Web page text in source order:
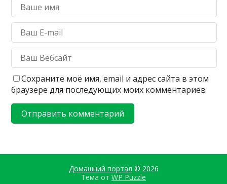
Сохраните моё имя, email и адрес сайта в этом
браузере для последующих моих комментариев
Домашний портал © 2026
Тема от WP Puzzle